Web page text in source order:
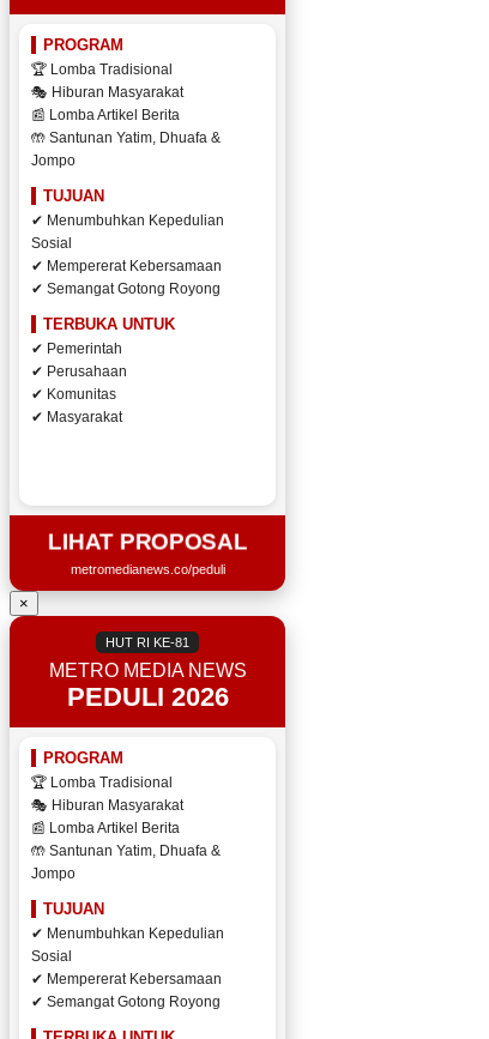
PROGRAM
🏆 Lomba Tradisional
🎭 Hiburan Masyarakat
📰 Lomba Artikel Berita
🤲 Santunan Yatim, Dhuafa &
Jompo
TUJUAN
✔ Menumbuhkan Kepedulian
Sosial
✔ Mempererat Kebersamaan
✔ Semangat Gotong Royong
TERBUKA UNTUK
✔ Pemerintah
✔ Perusahaan
✔ Komunitas
✔ Masyarakat
LIHAT PROPOSAL
metromedianews.co/peduli
×
HUT RI KE-81
METRO MEDIA NEWS
PEDULI 2026
PROGRAM
🏆 Lomba Tradisional
🎭 Hiburan Masyarakat
📰 Lomba Artikel Berita
🤲 Santunan Yatim, Dhuafa &
Jompo
TUJUAN
✔ Menumbuhkan Kepedulian
Sosial
✔ Mempererat Kebersamaan
✔ Semangat Gotong Royong